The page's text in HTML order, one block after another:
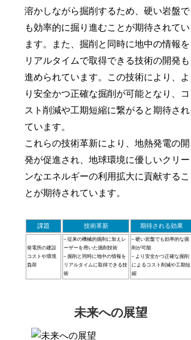
溶かしながら掘削するため、硬い岩盤で
も効率的に掘り進むことが期待されてい
ます。また、掘削と同時に地中の情報を
リアルタイムで取得できる技術の開発も
進められています。この技術により、よ
り安全かつ正確な掘削が可能となり、コ
スト削減や工期短縮に繋がると期待され
ています。
これらの技術革新により、地熱発電の開
発が促進され、地球環境に優しいクリー
ンなエネルギーの利用拡大に貢献するこ
とが期待されています。
課題 技術革新 期待される効果
発電所の建設
コストや環境
負荷
– 従来の機械的掘削に加えレ
ーザーを用いた掘削技術
– 掘削と同時に地中の情報を
リアルタイムに取得できる技
術
– 硬い岩盤でも効率的な掘
削が可能
– より安全かつ正確な掘削
によるコスト削減や工期短
縮
未来への展望